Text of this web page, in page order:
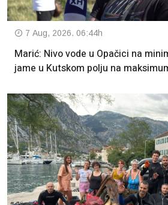
7 Aug, 2026. 06:44h
Marić: Nivo vode u Opačici na
jame u Kutskom polju na